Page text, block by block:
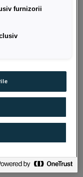
furnizorii